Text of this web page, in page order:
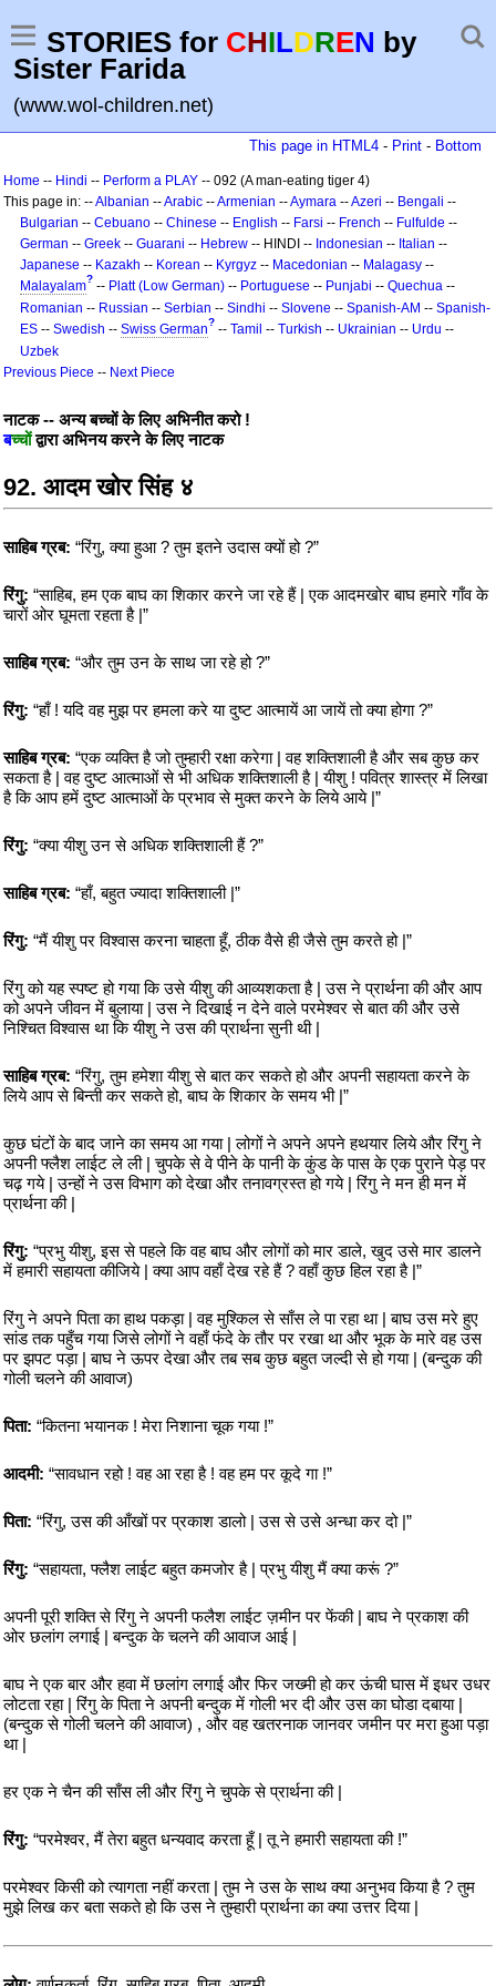
STORIES for CHILDREN by
Sister Farida
(www.wol-children.net)
This page in HTML4 - Print - Bottom
Home -- Hindi -- Perform a PLAY -- 092 (A man-eating tiger 4)
This page in: --Albanian --Arabic --Armenian --Aymara --Azeri -- Bengali --
Bulgarian -- Cebuano -- Chinese -- English -- Farsi -- French -- Fulfulde --
German -- Greek -- Guarani -- Hebrew -- HINDI -- Indonesian -- Italian --
Japanese -- Kazakh -- Korean -- Kyrgyz -- Macedonian -- Malagasy --
Malayalam? -- Platt (Low German) -- Portuguese -- Punjabi -- Quechua --
Romanian -- Russian -- Serbian -- Sindhi -- Slovene -- Spanish-AM -- Spanish-
ES -- Swedish -- Swiss German? -- Tamil -- Turkish -- Ukrainian -- Urdu --
Uzbek
Previous Piece -- Next Piece
नाटक -- अन्य बच्चों के लिए अभिनीत करो !
बच्चोंद्वारा अभिनय करने के लिए नाटक
92. आदम खोर सिंह ४
साहिब ग्रब: “रिंगु, क्या हुआ ? तुम इतने उदास क्यों हो ?”
रिंगु: “साहिब, हम एक बाघ का शिकार करने जा रहे हैं | एक आदमखोर बाघ हमारे गाँव के
चारों ओर घूमता रहता है |”
साहिब ग्रब: “और तुम उन के साथ जा रहे हो ?”
रिंगु: “हाँ ! यदि वह मुझ पर हमला करे या दुष्ट आत्मायें आ जायें तो क्या होगा ?”
साहिब ग्रब: “एक व्यक्ति है जो तुम्हारी रक्षा करेगा | वह शक्तिशाली है और सब कुछ कर
सकता है | वह दुष्ट आत्माओं से भी अधिक शक्तिशाली है | यीशु ! पवित्र शास्त्र में लिखा
है कि आप हमें दुष्ट आत्माओं के प्रभाव से मुक्त करने के लिये आये |”
रिंगु: “क्या यीशु उन से अधिक शक्तिशाली हैं ?”
साहिब ग्रब: “हाँ, बहुत ज्यादा शक्तिशाली |”
रिंगु: “मैं यीशु पर विश्वास करना चाहता हूँ, ठीक वैसे ही जैसे तुम करते हो |”
रिंगु को यह स्पष्ट हो गया कि उसे यीशु की आव्यशकता है | उस ने प्रार्थना की और आप
को अपने जीवन में बुलाया | उस ने दिखाई न देने वाले परमेश्वर से बात की और उसे
निश्चित विश्वास था कि यीशु ने उस की प्रार्थना सुनी थी |
साहिब ग्रब: “रिंगु, तुम हमेशा यीशु से बात कर सकते हो और अपनी सहायता करने के
लिये आप से बिन्ती कर सकते हो, बाघ के शिकार के समय भी |”
कुछ घंटों के बाद जाने का समय आ गया | लोगों ने अपने अपने हथयार लिये और रिंगु ने
अपनी फ्लैश लाईट ले ली | चुपके से वे पीने के पानी के कुंड के पास के एक पुराने पेड़ पर
चढ़ गये | उन्हों ने उस विभाग को देखा और तनावग्रस्त हो गये | रिंगु ने मन ही मन में
प्रार्थना की |
रिंगु: “प्रभु यीशु, इस से पहले कि वह बाघ और लोगों को मार डाले, खुद उसे मार डालने
में हमारी सहायता कीजिये | क्या आप वहाँ देख रहे हैं ? वहाँ कुछ हिल रहा है |”
रिंगु ने अपने पिता का हाथ पकड़ा | वह मुश्किल से साँस ले पा रहा था | बाघ उस मरे हुए
सांड तक पहुँच गया जिसे लोगों ने वहाँ फंदे के तौर पर रखा था और भूक के मारे वह उस
पर झपट पड़ा | बाघ ने ऊपर देखा और तब सब कुछ बहुत जल्दी से हो गया | (बन्दुक की
गोली चलने की आवाज)
पिता: “कितना भयानक ! मेरा निशाना चूक गया !”
आदमी: “सावधान रहो ! वह आ रहा है ! वह हम पर कूदे गा !”
पिता: “रिंगु, उस की आँखों पर प्रकाश डालो | उस से उसे अन्धा कर दो |”
रिंगु: “सहायता, फ्लैश लाईट बहुत कमजोर है | प्रभु यीशु मैं क्या करूं ?”
अपनी पूरी शक्ति से रिंगु ने अपनी फलैश लाईट ज़मीन पर फेंकी | बाघ ने प्रकाश की
ओर छलांग लगाई | बन्दुक के चलने की आवाज आई |
बाघ ने एक बार और हवा में छलांग लगाई और फिर जख्मी हो कर ऊंची घास में इधर उधर
लोटता रहा | रिंगु के पिता ने अपनी बन्दुक में गोली भर दी और उस का घोडा दबाया |
(बन्दुक से गोली चलने की आवाज) , और वह खतरनाक जानवर जमीन पर मरा हुआ पड़ा
था |
हर एक ने चैन की साँस ली और रिंगु ने चुपके से प्रार्थना की |
रिंगु: “परमेश्वर, मैं तेरा बहुत धन्यवाद करता हूँ | तू ने हमारी सहायता की !”
परमेश्वर किसी को त्यागता नहीं करता | तुम ने उस के साथ क्या अनुभव किया है ? तुम
मुझे लिख कर बता सकते हो कि उस ने तुम्हारी प्रार्थना का क्या उत्तर दिया |